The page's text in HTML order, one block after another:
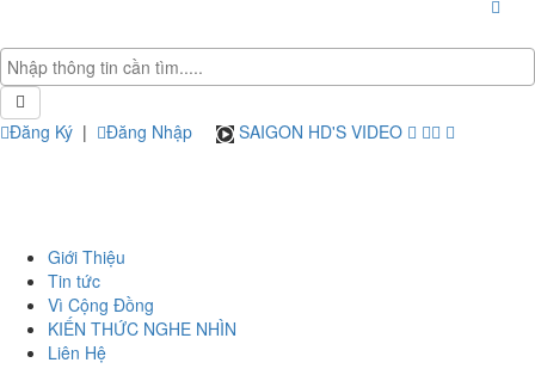
Đăng Ký | Đăng Nhập SAIGON HD'S VIDEO
Giới Thiệu
Tin tức
Vì Cộng Đồng
KIẾN THỨC NGHE NHÌN
Liên Hệ